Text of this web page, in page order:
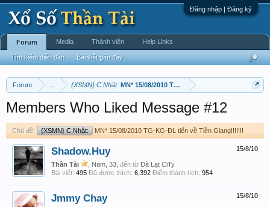
Đăng nhập | Đăng ký
Forum {XSMN} C Nhật: MN* 15/08/2010 TG-KG-ĐL tiến về Tiền
Members Who Liked Message #12
Chủ đề: {XSMN} C Nhật: MN* 15/08/2010 TG-KG-ĐL tiến về Tiền Giang!!!!!!! ‎
15/8/10
Shadow.Huy
Thần Tài , Nam, 33, đến từ Đà Lạt CiTy
Bài viết: 495 Đã được thích: 6,392 Điểm thành tích: 954
15/8/10
Jmmy Chay
Forum
Tìm kiếm diễn đàn Bài viết gần đây
Media Thành viên Help Links